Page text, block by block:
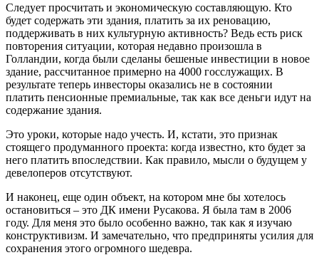
Следует просчитать и экономическую составляющую. Кто
будет содержать эти здания, платить за их реновацию,
поддерживать в них культурную активность? Ведь есть риск
повторения ситуации, которая недавно произошла в
Голландии, когда были сделаны бешеные инвестиции в новое
здание, рассчитанное примерно на 4000 госслужащих. В
результате теперь инвесторы оказались не в состоянии
платить пенсионные премиальные, так как все деньги идут на
содержание здания.
Это уроки, которые надо учесть. И, кстати, это признак
стоящего продуманного проекта: когда известно, кто будет за
него платить впоследствии. Как правило, мысли о будущем у
девелоперов отсутствуют.
И наконец, еще один объект, на котором мне бы хотелось
остановиться – это ДК имени Русакова. Я была там в 2006
году. Для меня это было особенно важно, так как я изучаю
конструктивизм. И замечательно, что предприняты усилия для
сохранения этого огромного шедевра.